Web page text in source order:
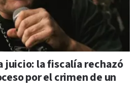
juicio: la fiscalía rechazó
por el crimen de un